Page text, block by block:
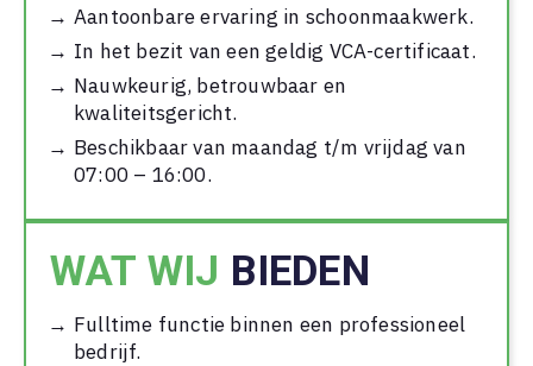
Aantoonbare ervaring in schoonmaakwerk.
In het bezit van een geldig VCA-certificaat.
Nauwkeurig, betrouwbaar en
kwaliteitsgericht.
Beschikbaar van maandag t/m vrijdag van
07:00 – 16:00.
WAT WIJ BIEDEN
Fulltime functie binnen een professioneel
bedrijf.